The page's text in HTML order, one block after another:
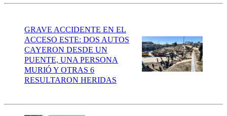
GRAVE ACCIDENTE EN EL
ACCESO ESTE: DOS AUTOS
CAYERON DESDE UN
PUENTE, UNA PERSONA
MURIÓ Y OTRAS 6
RESULTARON HERIDAS